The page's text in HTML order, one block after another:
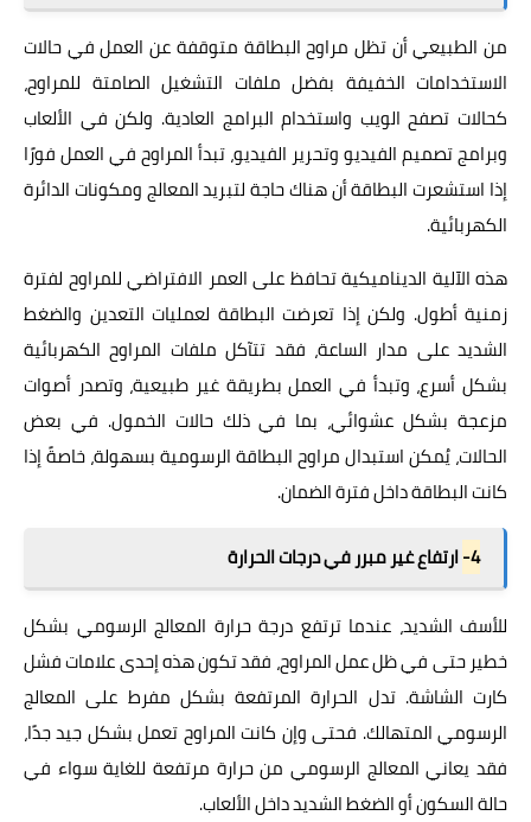
من الطبيعي أن تظل مراوح البطاقة متوقفة عن العمل في حالات
الاستخدامات الخفيفة بفضل ملفات التشغيل الصامتة للمراوح،
كحالات تصفح الويب واستخدام البرامج العادية. ولكن في الألعاب
وبرامج تصميم الفيديو وتحرير الفيديو، تبدأ المراوح في العمل فورًا
إذا استشعرت البطاقة أن هناك حاجة لتبريد المعالج ومكونات الدائرة
الكهربائية.
هذه الآلية الديناميكية تحافظ على العمر الافتراضي للمراوح لفترة
زمنية أطول. ولكن إذا تعرضت البطاقة لعمليات التعدين والضغط
الشديد على مدار الساعة، فقد تتآكل ملفات المراوح الكهربائية
بشكل أسرع، وتبدأ في العمل بطريقة غير طبيعية، وتصدر أصوات
مزعجة بشكل عشوائي، بما في ذلك حالات الخمول. في بعض
الحالات، يُمكن استبدال مراوح البطاقة الرسومية بسهولة، خاصةً إذا
كانت البطاقة داخل فترة الضمان.
4- ارتفاع غير مبرر في درجات الحرارة
للأسف الشديد، عندما ترتفع درجة حرارة المعالج الرسومي بشكل
خطير حتى في ظل عمل المراوح، فقد تكون هذه إحدى علامات فشل
كارت الشاشة. تدل الحرارة المرتفعة بشكل مفرط على المعالج
الرسومي المتهالك. فحتى وإن كانت المراوح تعمل بشكل جيد جدًا،
فقد يعاني المعالج الرسومي من حرارة مرتفعة للغاية سواء في
حالة السكون أو الضغط الشديد داخل الألعاب.